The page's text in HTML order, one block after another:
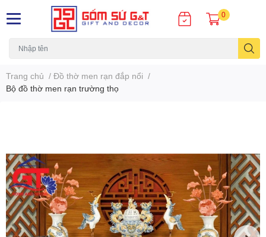
0
Trang chủ / Đồ thờ men rạn đắp nổi /
Bộ đồ thờ men rạn trường thọ